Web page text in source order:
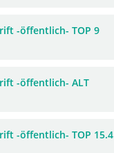
-öffentlich- TOP 9
-öffentlich- ALT
-öffentlich- TOP 15.4